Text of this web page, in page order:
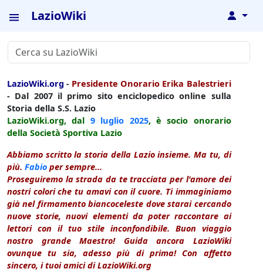
LazioWiki ↓
LazioWiki.org - Presidente Onorario Erika Balestrieri
- Dal 2007 il primo sito enciclopedico online sulla
Storia della S.S. Lazio
LazioWiki.org, dal 9 luglio 2025, è socio onorario
della Società Sportiva Lazio
Abbiamo scritto la storia della Lazio insieme. Ma tu, di
più. Fabio per sempre...
Proseguiremo la strada da te tracciata per l'amore dei
nostri colori che tu amavi con il cuore. Ti immaginiamo
già nel firmamento biancoceleste dove starai cercando
nuove storie, nuovi elementi da poter raccontare ai
lettori con il tuo stile inconfondibile. Buon viaggio
nostro grande Maestro! Guida ancora LazioWiki
ovunque tu sia, adesso più di prima! Con affetto
sincero, i tuoi amici di LazioWiki.org